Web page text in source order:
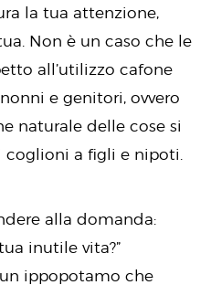
la tua attenzione,
Non è un caso che le
all’utilizzo cafone
e genitori, ovvero
naturale delle cose si
coglioni a figli e nipoti.
alla domanda:
inutile vita?”
ippopotamo che